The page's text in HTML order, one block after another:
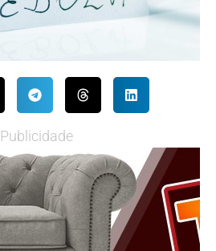
Publicidade